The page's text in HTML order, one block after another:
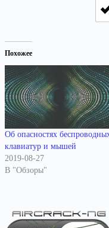
Похожее
Об опасностях
клавиатур и мышей
2019-08-27
В "Обзоры"